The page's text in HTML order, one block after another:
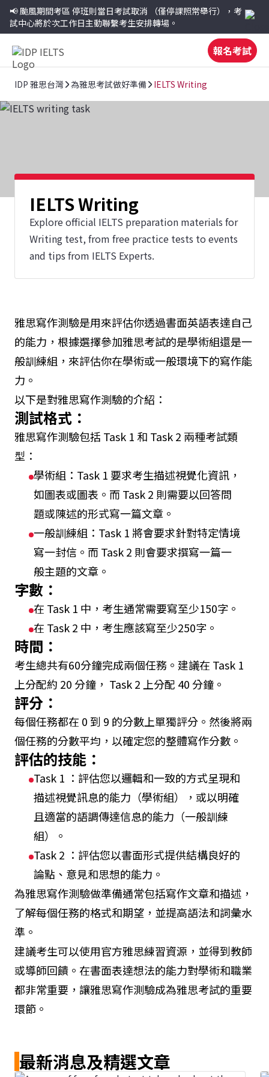
📢 颱風期間考區 停班則當日考試取消
（僅停課照常舉行），考
試中心將於次工作日主動聯繫考生安排轉場。
報名考試
IDP 雅思台灣 為雅思考試做好準備 IELTS Writing
IELTS Writing
Explore official IELTS preparation materials for
Writing test, from free practice tests to events
and tips from IELTS Experts.
雅思寫作測驗是用來評估你透過書面英語表達自己
的能力，根據選擇參加雅思考試的是學術組還是一
般訓練組，來評估你在學術或一般環境下的寫作能
力。
以下是對雅思寫作測驗的介紹：
測試格式：
雅思寫作測驗包括 Task 1 和 Task 2 兩種考試類
型：
學術組：Task 1 要求考生描述視覺化資訊，
如圖表或圖表。而 Task 2 則需要以回答問
題或陳述的形式寫一篇文章。
一般訓練組：Task 1 將會要求針對特定情境
寫一封信。而 Task 2 則會要求撰寫一篇一
般主題的文章。
字數：
在 Task 1 中，考生通常需要寫至少150字。
在 Task 2 中，考生應該寫至少250字。
時間：
考生總共有60分鐘完成兩個任務。建議在 Task 1
上分配約 20 分鐘， Task 2 上分配 40 分鐘。
評分：
每個任務都在 0 到 9 的分數上單獨評分。然後將兩
個任務的分數平均，以確定您的整體寫作分數。
評估的技能：
Task 1 ：評估您以邏輯和一致的方式呈現和
描述視覺訊息的能力（學術組），或以明確
且適當的語調傳達信息的能力（一般訓練
組）。
Task 2 ：評估您以書面形式提供結構良好的
論點、意見和思想的能力。
為雅思寫作測驗做準備通常包括寫作文章和描述，
了解每個任務的格式和期望，並提高語法和詞彙水
準。
建議考生可以使用官方雅思練習資源，並得到教師
或導師回饋。在書面表達想法的能力對學術和職業
都非常重要，讓雅思寫作測驗成為雅思考試的重要
環節。
最新消息及精選文章